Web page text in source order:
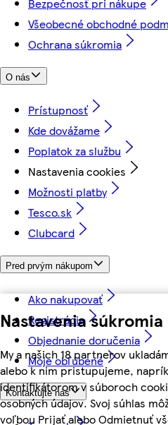
Nastavenia súkromia
My a našich 18 partnerov
alebo k nim pristupujeme,
identifikátorom v súboroch
osobných údajov. Svoj súhlas
voľbou Prijať alebo Odmietnuť
Všeobecné obchodné
Ochrana súkromia
O nás
Prístupnosť
Kde dovážame
Poplatok za službu
Nastavenia cookies
Možnosti platby
Tesco.sk
Clubcard
Pred prvým nákupom
Ako nakupovať
Registrácia
Objednanie doručenia
Moje obľúbené
Kontaktujte nás